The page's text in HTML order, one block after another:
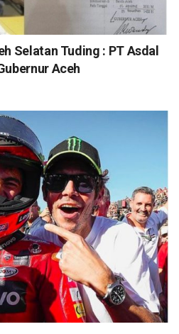
Selatan Tuding : PT Asdal
Aceh